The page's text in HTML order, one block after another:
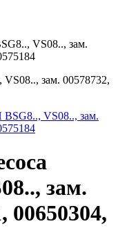
VS08.., зам.
зам. 00578732,
зам.
00650304,